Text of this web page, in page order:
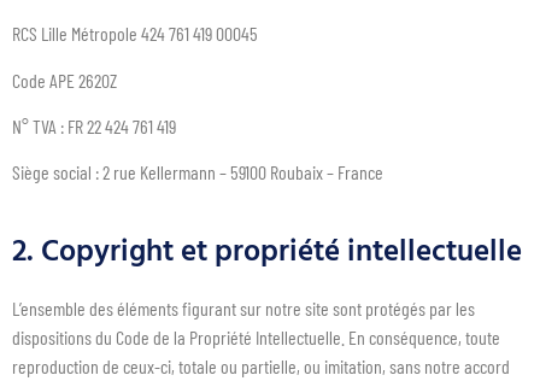
RCS Lille Métropole 424 761 419 00045
Code APE 2620Z
N° TVA : FR 22 424 761 419
Siège social : 2 rue Kellermann – 59100 Roubaix – France
2. Copyright et propriété intellectuelle
L’ensemble des éléments figurant sur notre site sont protégés par les
dispositions du Code de la Propriété Intellectuelle. En conséquence, toute
reproduction de ceux-ci, totale ou partielle, ou imitation, sans notre accord